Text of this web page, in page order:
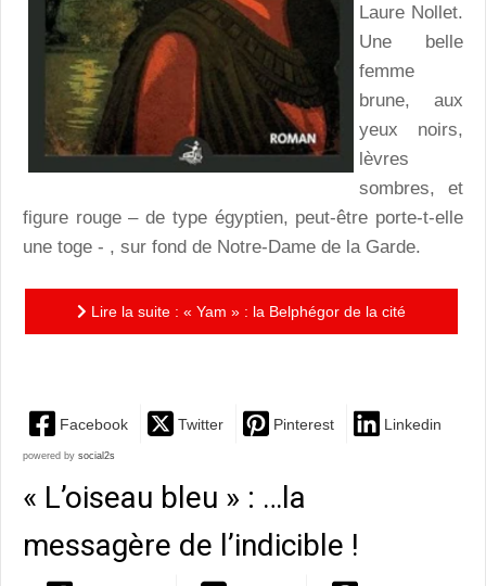
Laure Nollet.
Une belle
femme
brune, aux
yeux noirs,
lèvres
sombres, et
figure rouge – de type égyptien, peut-être porte-t-elle
une toge - , sur fond de Notre-Dame de la Garde.
Lire la suite : « Yam » : la Belphégor de la cité
Facebook Twitter Pinterest Linkedin
powered by social2s
« L’oiseau bleu » : …la
messagère de l’indicible !